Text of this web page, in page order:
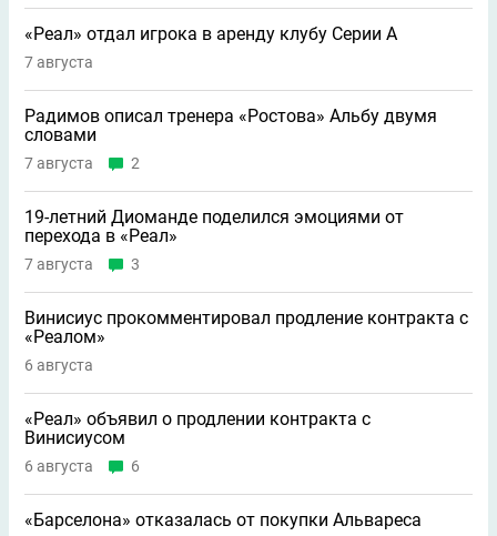
«Реал» отдал игрока в аренду клубу Серии А
7 августа
Радимов описал тренера «Ростова» Альбу двумя
словами
7 августа 2
19-летний Диоманде поделился эмоциями от
перехода в «Реал»
7 августа 3
Винисиус прокомментировал продление контракта с
«Реалом»
6 августа
«Реал» объявил о продлении контракта с
Винисиусом
6 августа 6
«Барселона» отказалась от покупки Альвареса